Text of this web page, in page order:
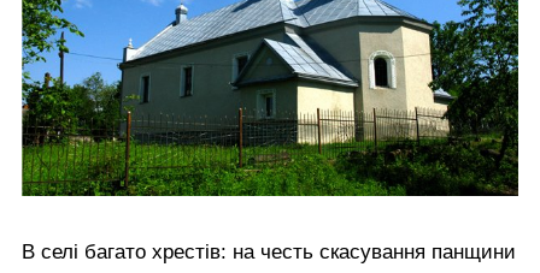
В селі багато хрестів: на честь скасування панщини